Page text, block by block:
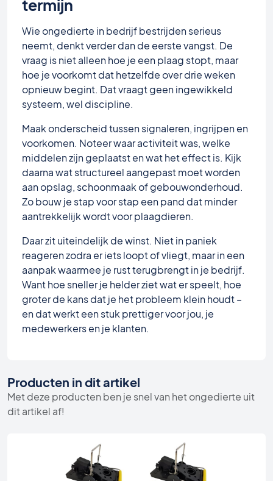
termijn
Wie ongedierte in bedrijf bestrijden serieus
neemt, denkt verder dan de eerste vangst. De
vraag is niet alleen hoe je een plaag stopt, maar
hoe je voorkomt dat hetzelfde over drie weken
opnieuw begint. Dat vraagt geen ingewikkeld
systeem, wel discipline.
Maak onderscheid tussen signaleren, ingrijpen en
voorkomen. Noteer waar activiteit was, welke
middelen zijn geplaatst en wat het effect is. Kijk
daarna wat structureel aangepast moet worden
aan opslag, schoonmaak of gebouwonderhoud.
Zo bouw je stap voor stap een pand dat minder
aantrekkelijk wordt voor plaagdieren.
Daar zit uiteindelijk de winst. Niet in paniek
reageren zodra er iets loopt of vliegt, maar in een
aanpak waarmee je rust terugbrengt in je bedrijf.
Want hoe sneller je helder ziet wat er speelt, hoe
groter de kans dat je het probleem klein houdt –
en dat werkt een stuk prettiger voor jou, je
medewerkers en je klanten.
Producten in dit artikel
Met deze producten ben je snel van het ongedierte uit
dit artikel af!